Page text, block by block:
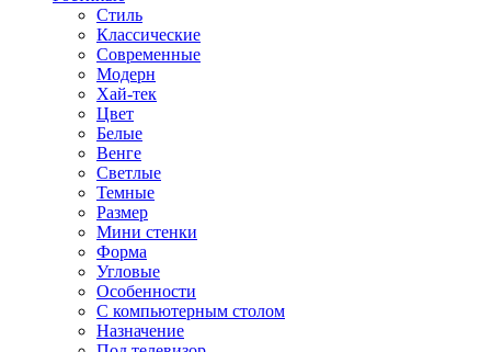
Стиль
Классические
Современные
Модерн
Хай-тек
Цвет
Белые
Венге
Светлые
Темные
Размер
Мини стенки
Форма
Угловые
Особенности
С компьютерным столом
Назначение